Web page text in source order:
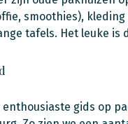
smoothies),
tafels. Het leuke is
gids op